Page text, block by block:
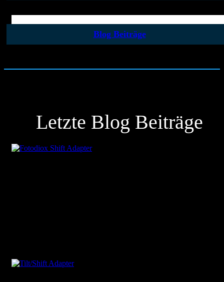
Blog Beiträge
Letzte Blog Beiträge